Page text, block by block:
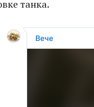
танка.